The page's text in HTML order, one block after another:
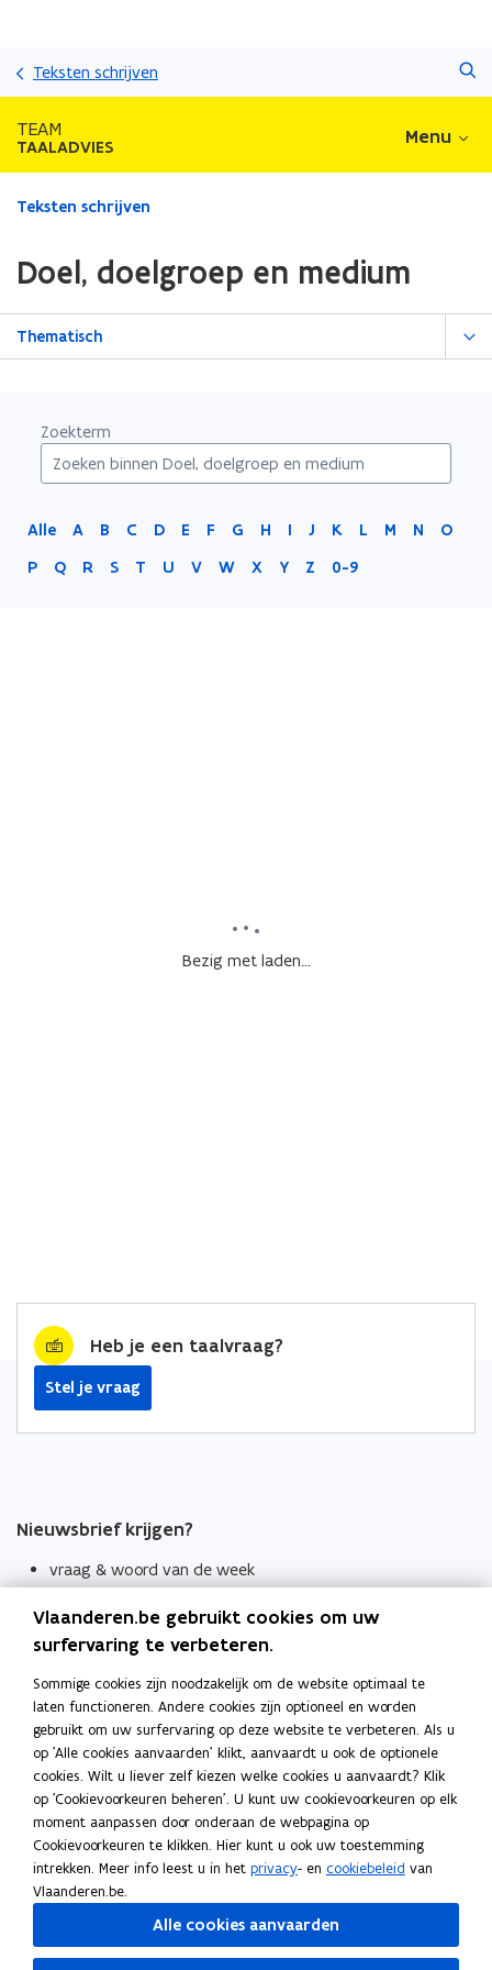
Teksten schrijven
TEAM
TAALADVIES Menu
Gedaan
zich
op:
Doel,
medium
Teksten schrijven
Doel, doelgroep en medium
Thematisch
Zoekterm
Alle A B C D E F G H I J K L M N
O
P
Q R S T U V W X Y Z 0-9
Bezig met laden...
Heb je een taalvraag?
Stel je vraag
Nieuwsbrief krijgen?
vraag & woord van de week
Schrijf je in
Thema's
Taaladviezen
Spellingregels
Tips voor duidelijke taal
Bekijk ook
Spellingtests
Boek- en webwijzer
Vlaanderen.be gebruikt cookies om uw
surfervaring te verbeteren.
Sommige cookies zijn noodzakelijk om de website optimaal te
laten functioneren. Andere cookies zijn optioneel en worden
gebruikt om uw surfervaring op deze website te verbeteren. Als u
op 'Alle cookies aanvaarden' klikt, aanvaardt u ook de optionele
cookies. Wilt u liever zelf kiezen welke cookies u aanvaardt? Klik
op 'Cookievoorkeuren beheren'. U kunt uw cookievoorkeuren op elk
moment aanpassen door onderaan de webpagina op
Cookievoorkeuren te klikken. Hier kunt u ook uw toestemming
intrekken. Meer info leest u in het privacy- en cookiebeleid van
Vlaanderen.be.
Alle cookies aanvaarden